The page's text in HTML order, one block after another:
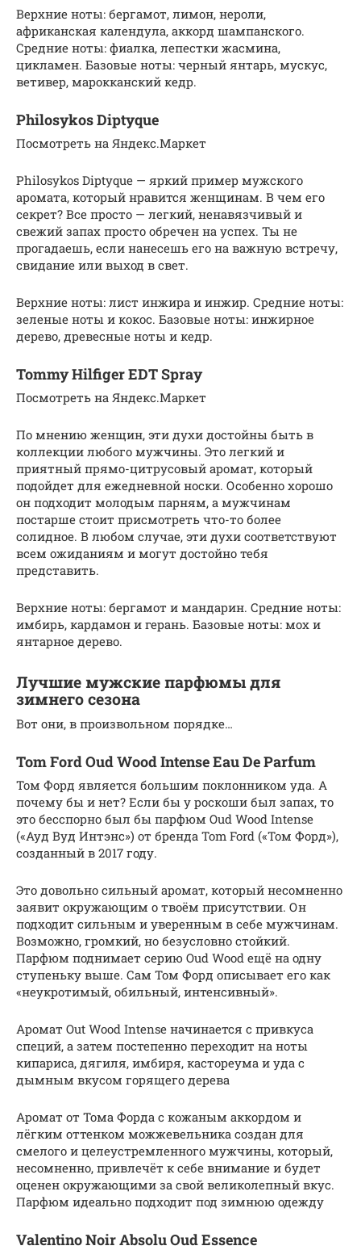
Верхние ноты: бергамот, лимон, нероли,
африканская календула, аккорд шампанского.
Средние ноты: фиалка, лепестки жасмина,
цикламен. Базовые ноты: черный янтарь, мускус,
ветивер, марокканский кедр.
Philosykos Diptyque
Посмотреть на Яндекс.Маркет
Philosykos Diptyque — яркий пример мужского
аромата, который нравится женщинам. В чем его
секрет? Все просто — легкий, ненавязчивый и
свежий запах просто обречен на успех. Ты не
прогадаешь, если нанесешь его на важную встречу,
свидание или выход в свет.
Верхние ноты: лист инжира и инжир. Средние ноты:
зеленые ноты и кокос. Базовые ноты: инжирное
дерево, древесные ноты и кедр.
Tommy Hilfiger EDT Spray
Посмотреть на Яндекс.Маркет
По мнению женщин, эти духи достойны быть в
коллекции любого мужчины. Это легкий и
приятный прямо-цитрусовый аромат, который
подойдет для ежедневной носки. Особенно хорошо
он подходит молодым парням, а мужчинам
постарше стоит присмотреть что-то более
солидное. В любом случае, эти духи соответствуют
всем ожиданиям и могут достойно тебя
представить.
Верхние ноты: бергамот и мандарин. Средние ноты:
имбирь, кардамон и герань. Базовые ноты: мох и
янтарное дерево.
Лучшие мужские парфюмы для
зимнего сезона
Вот они, в произвольном порядке…
Tom Ford Oud Wood Intense Eau De Parfum
Том Форд является большим поклонником уда. А
почему бы и нет? Если бы у роскоши был запах, то
это бесспорно был бы парфюм Oud Wood Intense
(«Ауд Вуд Интэнс») от бренда Tom Ford («Том Форд»),
созданный в 2017 году.
Это довольно сильный аромат, который несомненно
заявит окружающим о твоём присутствии. Он
подходит сильным и уверенным в себе мужчинам.
Возможно, громкий, но безусловно стойкий.
Парфюм поднимает серию Oud Wood ещё на одну
ступеньку выше. Сам Том Форд описывает его как
«неукротимый, обильный, интенсивный».
Аромат Out Wood Intense начинается с привкуса
специй, а затем постепенно переходит на ноты
кипариса, дягиля, имбиря, кастореума и уда с
дымным вкусом горящего дерева
Аромат от Тома Форда с кожаным аккордом и
лёгким оттенком можжевельника создан для
смелого и целеустремленного мужчины, который,
несомненно, привлечёт к себе внимание и будет
оценен окружающими за свой великолепный вкус.
Парфюм идеально подходит под зимнюю одежду
Valentino Noir Absolu Oud Essence